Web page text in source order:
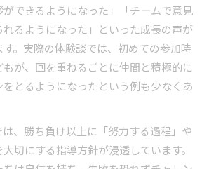
できるようになった」「チームで意見
るようになった」といった成長の声が
。実際の体験談では、初めての参加時
が、回を重ねるごとに仲間と積極的に
とるようになったという例も少なくあ
、勝ち負け以上に「努力する過程」や
大切にする指導方針が浸透しています。